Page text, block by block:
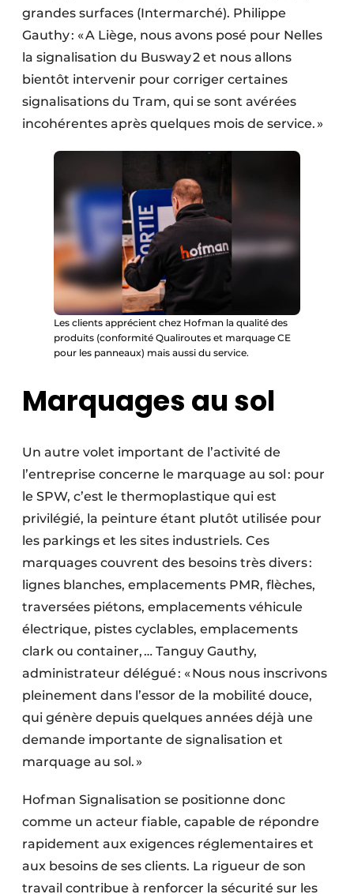
grandes surfaces (Intermarché). Philippe
Gauthy : « A Liège, nous avons posé pour Nelles
la signalisation du Busway 2 et nous allons
bientôt intervenir pour corriger certaines
signalisations du Tram, qui se sont avérées
incohérentes après quelques mois de service. »
Les clients apprécient chez Hofman la qualité des
produits (conformité Qualiroutes et marquage CE
pour les panneaux) mais aussi du service.
Marquages au sol
Un autre volet important de l’activité de
l’entreprise concerne le marquage au sol : pour
le SPW, c’est le thermoplastique qui est
privilégié, la peinture étant plutôt utilisée pour
les parkings et les sites industriels. Ces
marquages couvrent des besoins très divers :
lignes blanches, emplacements PMR, flèches,
traversées piétons, emplacements véhicule
électrique, pistes cyclables, emplacements
clark ou container, … Tanguy Gauthy,
administrateur délégué : « Nous nous inscrivons
pleinement dans l’essor de la mobilité douce,
qui génère depuis quelques années déjà une
demande importante de signalisation et
marquage au sol. »
Hofman Signalisation se positionne donc
comme un acteur fiable, capable de répondre
rapidement aux exigences réglementaires et
aux besoins de ses clients. La rigueur de son
travail contribue à renforcer la sécurité sur les